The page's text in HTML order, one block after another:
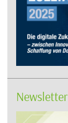
Newsletter